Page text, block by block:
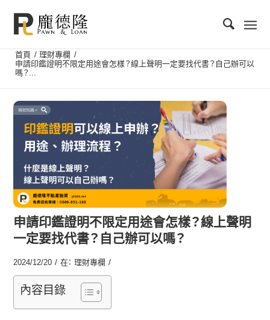
首頁 / 理財專欄 /
申請印鑑證明不限定用途會怎樣？線上聲明一定要找代書？自己辦可以
嗎？...
申請印鑑證明不限定用途會怎樣？線上聲明
一定要找代書？自己辦可以嗎？
2024/12/20 / 在：理財專欄 /
內容目錄